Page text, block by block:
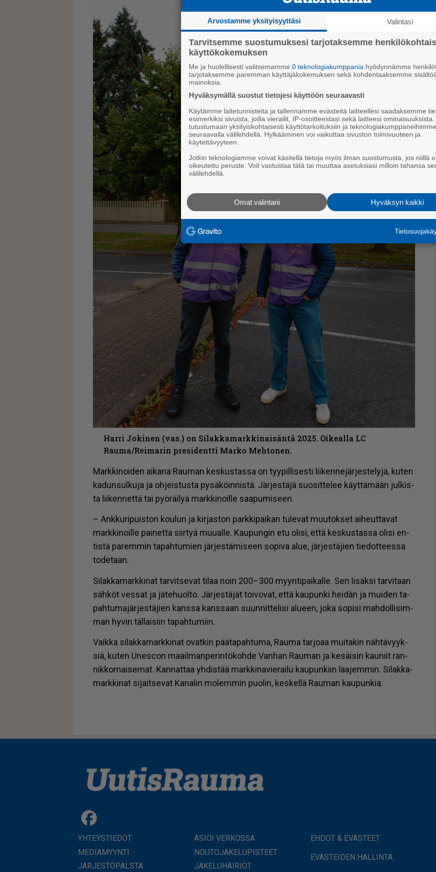
Harri Jokinen (vas.) on Silakkamarkkinaisäntä 2025. Oikealla LC
Rauma/Reimarin presidentti Marko Mehtonen.
Mark­ki­noi­den ai­ka­na Rau­man kes­kus­tas­sa on tyy­pil­li­ses­ti lii­ken­ne­jär­jes­te­ly­jä, ku­ten
ka­dun­sul­ku­ja ja oh­jeis­tus­ta py­sä­köin­nis­tä. Jär­jes­tä­jä suo­sit­te­lee käyt­tä­mään jul­kis­
ta lii­ken­net­tä tai pyö­räi­lyä mark­ki­noil­le saa­pu­mi­seen.
– Ank­ku­ri­puis­ton kou­lun ja kir­jas­ton park­ki­pai­kan tu­le­vat muu­tok­set ai­heut­ta­vat
mark­ki­noil­le pai­net­ta siir­tyä muu­al­le. Kau­pun­gin etu oli­si, et­tä kes­kus­tas­sa oli­si en­
tis­tä pa­rem­min ta­pah­tu­mien jär­jes­tä­mi­seen so­pi­va alue, jär­jes­tä­jien tie­dot­tees­sa
to­de­taan.
Si­lak­ka­mark­ki­nat tar­vit­se­vat ti­laa noin 200–300 myyn­ti­pai­kal­le. Sen li­säk­si tar­vi­taan
säh­köt ves­sat ja jä­te­huol­to. Jär­jes­tä­jät toi­vo­vat, et­tä kau­pun­ki hei­dän ja mui­den ta­
pah­tu­ma­jär­jes­tä­jien kans­sa kans­saan suun­nit­te­li­si alu­een, joka so­pi­si mah­dol­li­sim­
man hy­vin täl­lai­siin ta­pah­tu­miin.
Vaik­ka si­lak­ka­mark­ki­nat ovat­kin pää­ta­pah­tu­ma, Rau­ma tar­jo­aa mui­ta­kin näh­tä­vyyk­
siä, ku­ten Unes­con maa­il­man­pe­rin­tö­koh­de Van­han Rau­man ja ke­säi­sin kau­niit ran­
nik­ko­mai­se­mat. Kan­nat­taa yh­dis­tää mark­ki­na­vie­rai­lu kau­pun­kiin laa­jem­min. Si­lak­ka­
mark­ki­nat si­jait­se­vat Ka­na­lin mo­lem­min puo­lin, kes­kel­lä Rau­man kau­pun­kia.
YHTEYSTIEDOT
MEDIAMYYNTI
JÄRJESTÖPALSTA
ASIOI VERKOSSA
NOUTOJAKELUPISTEET
JAKELUHÄIRIÖT
EHDOT & EVÄSTEET
EVÄSTEIDEN HALLINTA
Arvostamme yksityisyyttäsi Valintasi
Tarvitsemme suostumuksesi tarjotaksemme
käyttökokemuksen
Me ja huolellisesti valitsemamme 0 teknologiakumppania hyödynnämme
tarjotaksemme paremman käyttäjäkokemuksen sekä kohdentaaksemme
mainoksia.
Hyväksymällä suostut tietojesi käyttöön seuraavasti
Käytämme laitetunnisteita ja tallennamme evästeitä laitteellesi saadaksemme
esimerkiksi sivuista, joilla vierailit, IP-osoitteestasi sekä laitteesi
tutustumaan yksityiskohtaisesti käyttötarkoituksiin ja teknologiakumppaneihimme
seuraavalla välilehdellä. Hylkääminen voi vaikuttaa sivuston toimivuuteen ja
käytettävyyteen.
Jotkin teknologiamme voivat käsitellä tietoja myös ilman suostumusta, jos niillä
oikeutettu peruste. Voit vastustaa tätä tai muuttaa asetuksiasi milloin tahansa
välilehdellä.
Hyväksyn kaikki
Omat valintani